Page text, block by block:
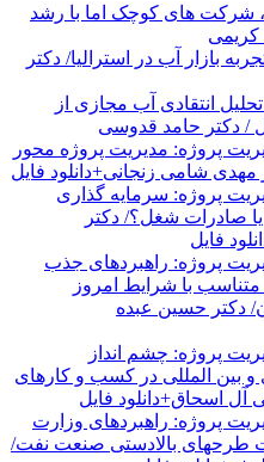
شرکت های کوچک اما با رشد
بازار آب در استرالیا/ دکتر
انتقادی آب مجازی از
/ دکتر حامد قدوسی
پروژه: مدیریت پروژه محور
شامی زنجانی+دانلود فایل
پروژه: سرمایه گذاری
صادرات شغل؟/ دکتر
فایل
پروژه: راهبردهای جذب
متناسب با شرایط امروز
دکتر حسین عبده
پروژه: چشم انداز
بین المللی در کسب و کارهای
آل اسحاق+دانلود فایل
پروژه: راهبردهای وزارت
طرحهای بالادستی صنعت نفت/